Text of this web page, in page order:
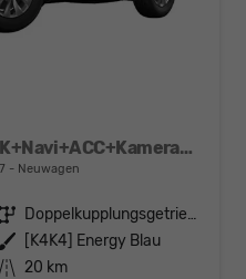
Selection 150PS DSG AHK+Navi+ACC+Kamera+Kessy+Sitzheizung+GV5+Ambiente
Neuwagen
Getriebe
Doppelkupplungsgetriebe (DSG)
Außenfarbe
[K4K4] Energy Blau
Kilometerstand 20 km